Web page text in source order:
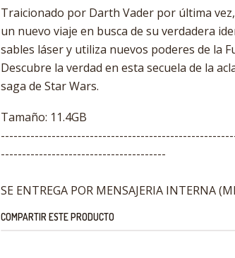
Traicionado por Darth Vader por última
un nuevo viaje en busca de su verdadera
sables láser y utiliza nuevos poderes de la
Descubre la verdad en esta secuela de la
saga de Star Wars.
Tamaño: 11.4GB
---------------------------------------
SE ENTREGA POR MENSAJERIA INTERNA
COMPARTIR ESTE PRODUCTO